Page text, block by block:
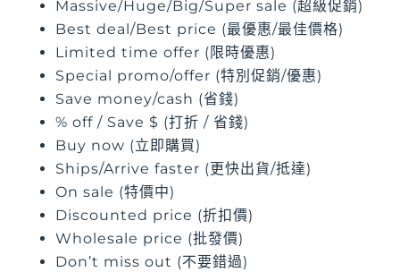
Massive/Huge/Big/Super sale (超級促銷)
Best deal/Best price (最優惠/最佳價格)
Limited time offer (限時優惠)
Special promo/offer (特別促銷/優惠)
Save money/cash (省錢)
% off / Save $ (打折 / 省錢)
Buy now (立即購買)
Ships/Arrive faster (更快出貨/抵達)
On sale (特價中)
Discounted price (折扣價)
Wholesale price (批發價)
Don’t miss out (不要錯過)